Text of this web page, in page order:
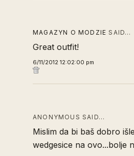
MAGAZYN O MODZIE SAID…
Great outfit!
6/11/2012 12:02:00 pm
ANONYMOUS SAID…
Mislim da bi baš dobro
wedgesice na ovo...bolje